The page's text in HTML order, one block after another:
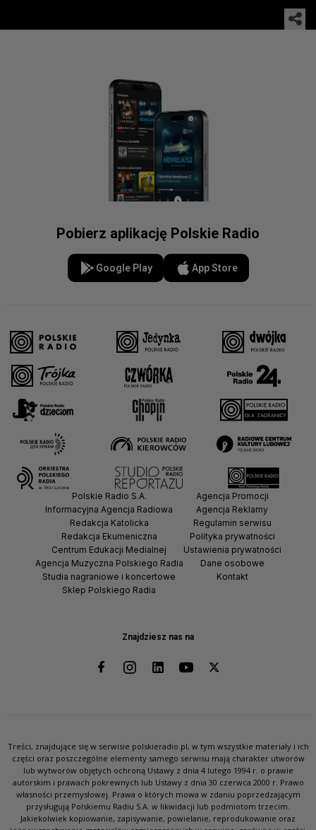
Pobierz aplikację Polskie Radio
Google Play App Store
Znajdziesz nas na
Polskie Radio S.A.
Informacyjna Agencja Radiowa
Redakcja Katolicka
Redakcja Ekumeniczna
Centrum Edukacji Medialnej
Agencja Muzyczna Polskiego Radia
Studia nagraniowe i koncertowe
Sklep Polskiego Radia
Agencja Promocji
Agencja Reklamy
Regulamin serwisu
Polityka prywatności
Ustawienia prywatności
Dane osobowe
Kontakt
Treści, znajdujące się w serwisie polskieradio.pl, w tym wszystkie materiały i ich
części oraz poszczególne elementy samego serwisu mają charakter utworów
lub wytworów objętych ochroną Ustawy z dnia 4 lutego 1994 r. o prawie
autorskim i prawach pokrewnych lub Ustawy z dnia 30 czerwca 2000 r. Prawo
własności przemysłowej. Prawa o których mowa w zdaniu poprzedzającym
przysługują Polskiemu Radiu S.A. w likwidacji lub podmiotom trzecim.
Jakiekolwiek kopiowanie, zapisywanie, powielanie, reprodukowanie oraz